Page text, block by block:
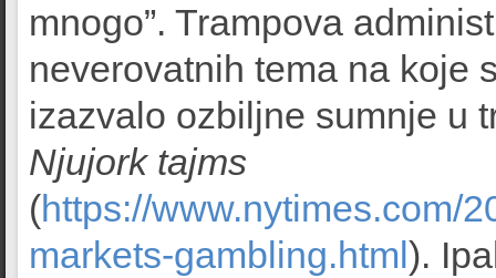
mnogo”. Trampova
neverovatnih tema na koje
izazvalo ozbiljne sumnje u
Njujork tajms
(https://www.nytimes.com/
markets-gambling.html).